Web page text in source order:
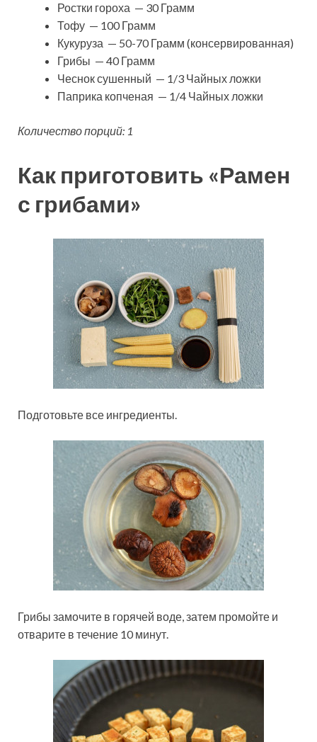
Ростки гороха — 30 Грамм
Тофу — 100 Грамм
Кукуруза — 50-70 Грамм (консервированная)
Грибы — 40 Грамм
Чеснок сушенный — 1/3 Чайных ложки
Паприка копченая — 1/4 Чайных ложки
Количество порций: 1
Как приготовить «Рамен
с грибами»
Подготовьте все ингредиенты.
Грибы замочите в горячей воде, затем промойте и
отварите в течение 10 минут.